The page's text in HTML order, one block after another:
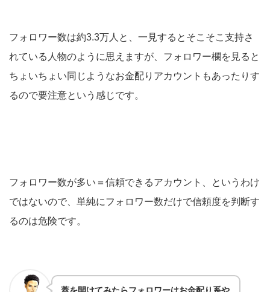
フォロワー数は約3.3万人と、一見するとそこそこ支持さ
れている人物のように思えますが、フォロワー欄を見ると
ちょいちょい同じようなお金配りアカウントもあったりす
るので要注意という感じです。
フォロワー数が多い＝信頼できるアカウント、というわけ
ではないので、単純にフォロワー数だけで信頼度を判断す
るのは危険です。
蓋を開けてみたらフォロワーはお金配り系や